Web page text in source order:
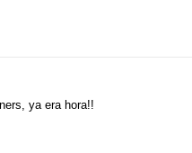
ya era hora!!